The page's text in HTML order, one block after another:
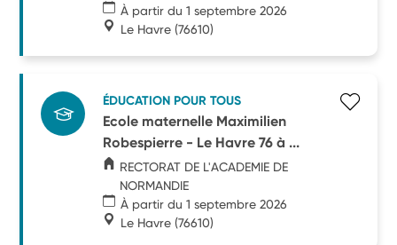
À partir du 1 septembre 2026
Le Havre (76610)
ÉDUCATION POUR TOUS
Ecole maternelle Maximilien
Robespierre - Le Havre 76 à ...
RECTORAT DE L'ACADEMIE DE
NORMANDIE
À partir du 1 septembre 2026
Le Havre (76610)